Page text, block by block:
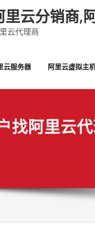
里云分销商,
云代理商
云服务器 阿里云虚拟主
找阿里云